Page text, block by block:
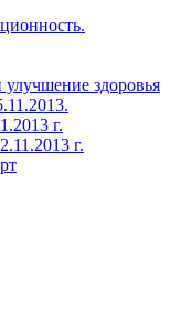
здоровья
г.
г.